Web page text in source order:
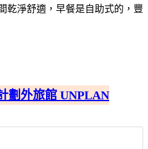
乾淨舒適，早餐是自助式的，豐
劃外旅館 UNPLAN